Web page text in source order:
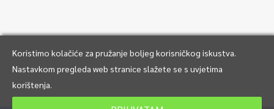
Koristimo kolačiće za pružanje boljeg korisničkog iskustva.
Nastavkom pregleda web stranice slažete se s uvjetima
korištenja.